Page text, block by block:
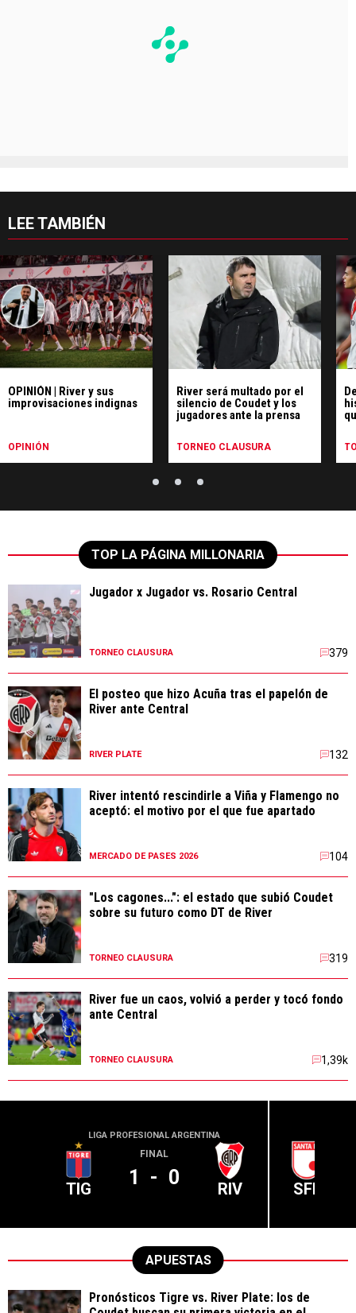
LEE TAMBIÉN
OPINIÓN | River y sus
improvisaciones indignas
OPINIÓN
River será multado por el
silencio de Coudet y los
jugadores ante la prensa
TORNEO CLAUSURA
TOP LA PÁGINA MILLONARIA
Jugador x Jugador vs. Rosario Central
TORNEO CLAUSURA 379
El posteo que hizo Acuña tras el papelón de
River ante Central
RIVER PLATE 132
River intentó rescindirle a Viña y Flamengo no
aceptó: el motivo por el que fue apartado
MERCADO DE PASES 2026 104
"Los cagones...": el estado que subió Coudet
sobre su futuro como DT de River
TORNEO CLAUSURA 319
River fue un caos, volvió a perder y tocó fondo
ante Central
TORNEO CLAUSURA 1,39k
LIGA PROFESIONAL ARGENTINA
TIG
FINAL
1 - 0 RIV SFE
APUESTAS
Pronósticos Tigre vs. River Plate: los de